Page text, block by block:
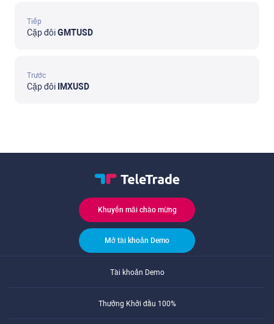
Tiếp
Cặp đôiGMTUSD
Trước
Cặp đôi IMXUSD
Khuyến mãi chào mừng
Mở tài khoản Demo
Tài khoản Demo
Thưởng Khởi đầu 100%